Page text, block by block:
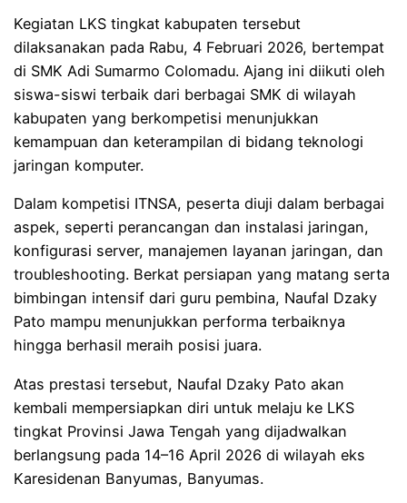
Kegiatan LKS tingkat kabupaten tersebut
dilaksanakan pada Rabu, 4 Februari 2026, bertempat
di SMK Adi Sumarmo Colomadu. Ajang ini diikuti oleh
siswa-siswi terbaik dari berbagai SMK di wilayah
kabupaten yang berkompetisi menunjukkan
kemampuan dan keterampilan di bidang teknologi
jaringan komputer.
Dalam kompetisi ITNSA, peserta diuji dalam berbagai
aspek, seperti perancangan dan instalasi jaringan,
konfigurasi server, manajemen layanan jaringan, dan
troubleshooting. Berkat persiapan yang matang serta
bimbingan intensif dari guru pembina, Naufal Dzaky
Pato mampu menunjukkan performa terbaiknya
hingga berhasil meraih posisi juara.
Atas prestasi tersebut, Naufal Dzaky Pato akan
kembali mempersiapkan diri untuk melaju ke LKS
tingkat Provinsi Jawa Tengah yang dijadwalkan
berlangsung pada 14–16 April 2026 di wilayah eks
Karesidenan Banyumas, Banyumas.